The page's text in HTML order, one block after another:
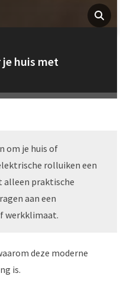
huis met
om je huis of
rolluiken een
alleen praktische
aan een
werkklimaat.
deze moderne
is.